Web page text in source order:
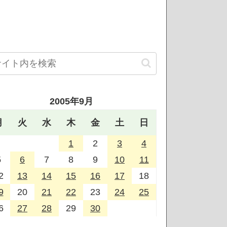
2005年9月
火 水 木 金 土 日
1 2 3
4
6 7 8 9 10
11
13 14 15 16 17
18
20 21 22 23 24
25
27 28 29 30